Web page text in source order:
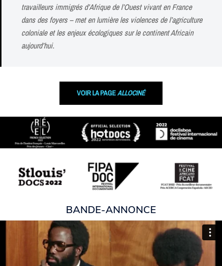
travailleurs immigrés d’Afrique de l’Ouest vivant en France
dans des foyers – met en lumière les violences de l’agriculture
coloniale et les enjeux écologiques sur le continent Africain
aujourd’hui.
VOIR LA PAGEALLOCINÉ
BANDE-ANNONCE